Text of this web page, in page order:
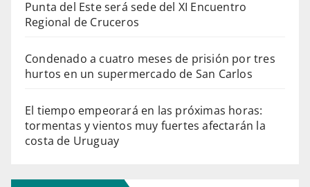
Punta del Este será sede del XI Encuentro
Regional de Cruceros
Condenado a cuatro meses de prisión por tres
hurtos en un supermercado de San Carlos
El tiempo empeorará en las próximas horas:
tormentas y vientos muy fuertes afectarán la
costa de Uruguay